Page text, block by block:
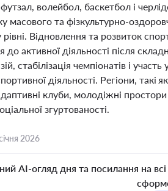
волейбол, баскетбол і
масового та фізкультурно-
Відновлення та розвиток
активної діяльності після
стабілізація чемпіонатів і
діяльності. Регіони,
клуби, молодіжні
згуртованості.
2026
AI-огляд дня та посилання на